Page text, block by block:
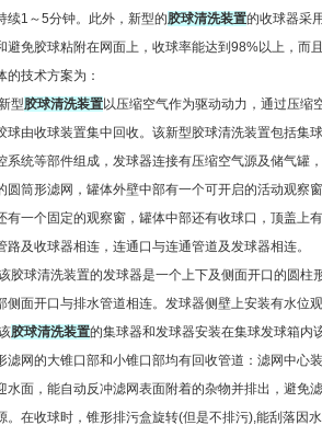
续1～5分钟。此外，新型的胶球清洗装置的收球器采
避免胶球粘附在网面上，收球率能达到98%以上，而
的技术方案为：
胶球清洗装置以压缩空气作为驱动动力，通过压
球由收球装置集中回收。该新型胶球清洗装置包括集
系统等部件组成，发球器连接有压缩空气源及储气罐
圆筒形滤网，罐体外壁中部有一个可开启的活动观察
有一个固定的观察窗，罐体中部还有收球口，顶盖上
路及收球器相连，连通口与连通管道及发球器相连。
球清洗装置的发球器是一个上下及侧面开口的圆柱
侧面开口与排水管道相连。发球器侧壁上安装有水位
胶球清洗装置的集球器和发球器安装在集球发球箱内
滤网的大锥口部和小锥口部均有回收管道：滤网中心
水面，能自动反冲滤网表面附着的杂物并排出，避免
。在收球时，锥形排污盒旋转(但是不排污),能刮落因